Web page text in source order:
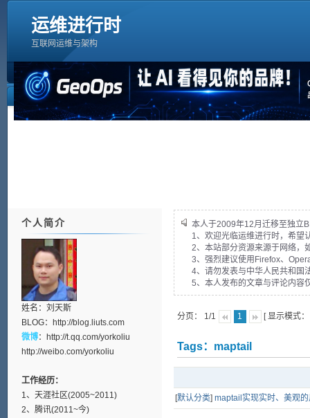
运维进行时
互联网运维与架构
本人于2009年12月迁移至独立
1、欢迎光临运维进行时，希望
2、本站部分资源来源于网络，
3、强烈建议使用Firefox、
4、请勿发表与中华人民共和国
5、本人发布的文章与评论内容
分页： 1/1 1 [ 显示模式
Tags：maptail
[默认分类] maptail实现实时、美观
个人简介
姓名：刘天斯
BLOG： http://blog.liuts.com
微博： http://t.qq.com/yorkoliu
http://weibo.com/yorkoliu
工作经历：
1、天涯社区(2005~2011)
2、腾讯(2011~今)